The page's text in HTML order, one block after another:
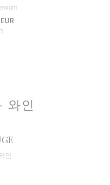
와인
인